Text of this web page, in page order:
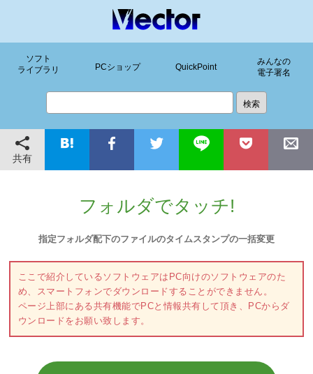
ソフト
ライブラリ
PCショップ QuickPoint
みんなの
電子署名
共有
フォルダでタッチ!
指定フォルダ配下のファイルのタイムスタンプの一括変更
ここで紹介しているソフトウェアはPC向けのソフトウェアのた
め、スマートフォンでダウンロードすることができません。
ページ上部にある共有機能でPCと情報共有して頂き、PCからダ
ウンロードをお願い致します。